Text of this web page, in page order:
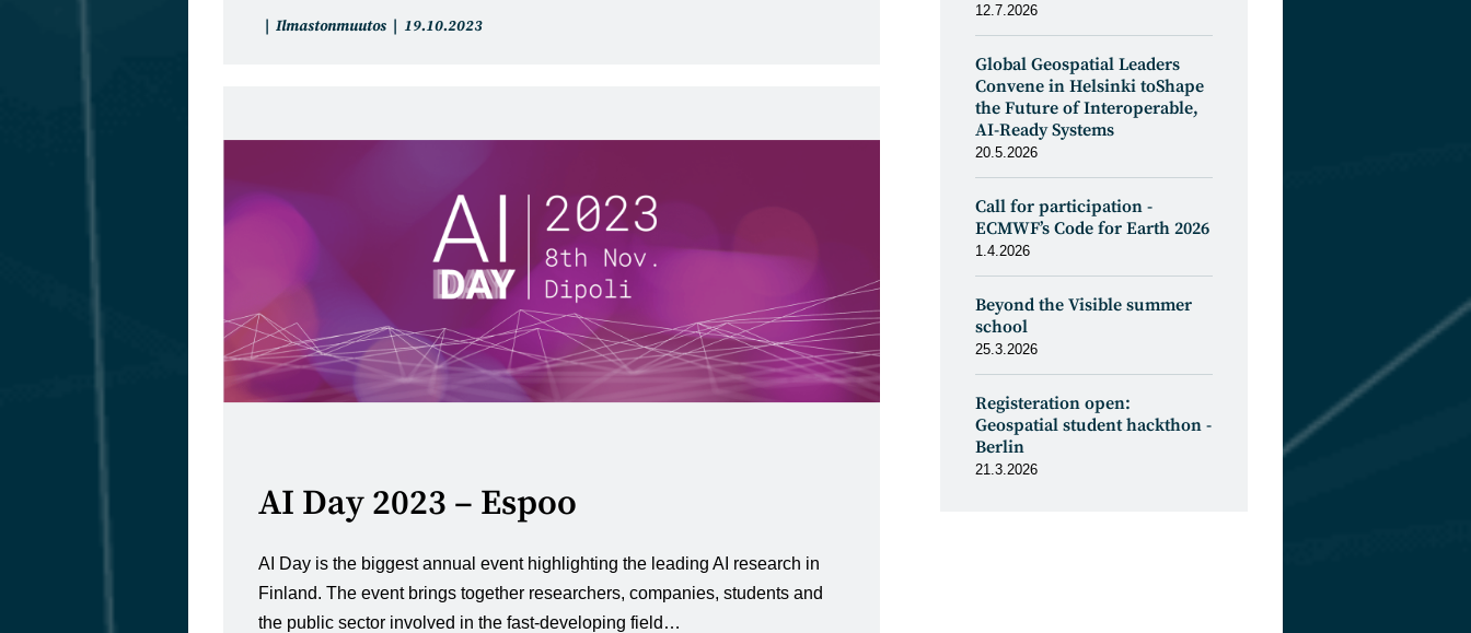
Artikkelin
Ilmastonmuutos
Artikkeli
19.10.2023
AI Day 2023 – Espoo
AI Day is the biggest annual event highlighting the leading AI research in
Finland. The event brings together researchers, companies, students and
the public sector involved in the fast-developing field…
12.7.2026
Global Geospatial Leaders
Convene in Helsinki toShape
the Future of Interoperable,
AI-Ready Systems
20.5.2026
Call for participation -
ECMWF’s Code for Earth 2026
1.4.2026
Beyond the Visible summer
school
25.3.2026
Registeration open:
Geospatial student hackthon -
Berlin
21.3.2026